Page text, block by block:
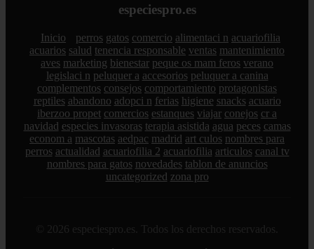
especiespro.es
Inicio perros gatos comercio alimentaci n acuariofilia
acuarios salud tenencia responsable ventas mantenimiento
aves marketing bienestar peque os mam feros verano
legislaci n peluquer a accesorios peluquer a canina
complementos consejos comportamiento protagonistas
reptiles abandono adopci n ferias higiene snacks acuario
iberzoo propet comercios estanques viajar conejos cr a
navidad especies invasoras terapia asistida agua peces camas
econom a mascotas aedpac madrid art culos nombres para
perros actualidad acuariofilia 2 acuariofilia articulos canal tv
nombres para gatos novedades tablon de anuncios
uncategorized zona pro
© 2026 especiespro.es. Todos los derechos reservados.